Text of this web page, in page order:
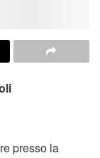
presso la